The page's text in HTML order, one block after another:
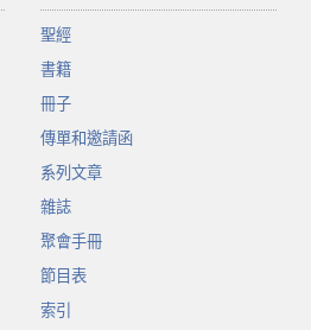
聖經
書籍
冊子
傳單和邀請函
系列文章
雜誌
聚會手冊
節目表
索引